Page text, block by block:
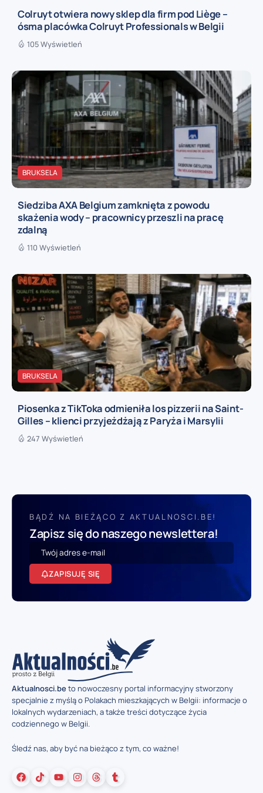
Colruyt otwiera nowy sklep dla firm pod Liège –
ósma placówka Colruyt Professionals w Belgii
105 Wyświetleń
BRUKSELA
Siedziba AXA Belgium zamknięta z powodu
skażenia wody – pracownicy przeszli na pracę
zdalną
110 Wyświetleń
BRUKSELA
Piosenka z TikToka odmieniła los pizzerii na Saint-
Gilles – klienci przyjeżdżają z Paryża i Marsylii
247 Wyświetleń
BĄDŹ NA BIEŻĄCO Z AKTUALNOSCI.BE!
Zapisz się do naszego newslettera!
ZAPISUJĘ SIĘ
Aktualnosci.beto nowoczesny portal informacyjny stworzony
specjalnie z myślą o Polakach mieszkających w Belgii: informacje o
lokalnych wydarzeniach, a także treści dotyczące życia
codziennego w Belgii.
Śledź nas, aby być na bieżąco z tym, co ważne!